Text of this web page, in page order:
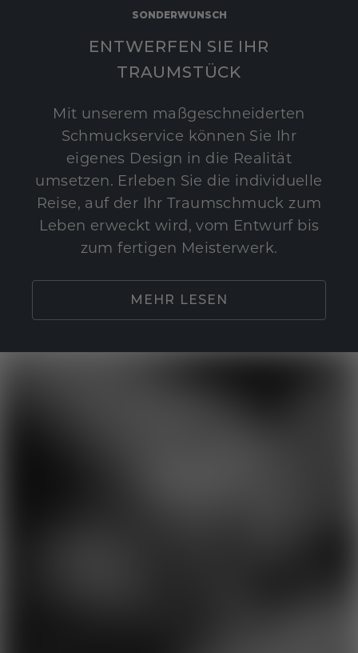
SONDERWUNSCH
ENTWERFEN SIE IHR
TRAUMSTÜCK
Mit unserem maßgeschneiderten
Schmuckservice können Sie Ihr
eigenes Design in die Realität
umsetzen. Erleben Sie die individuelle
Reise, auf der Ihr Traumschmuck zum
Leben erweckt wird, vom Entwurf bis
zum fertigen Meisterwerk.
MEHR LESEN